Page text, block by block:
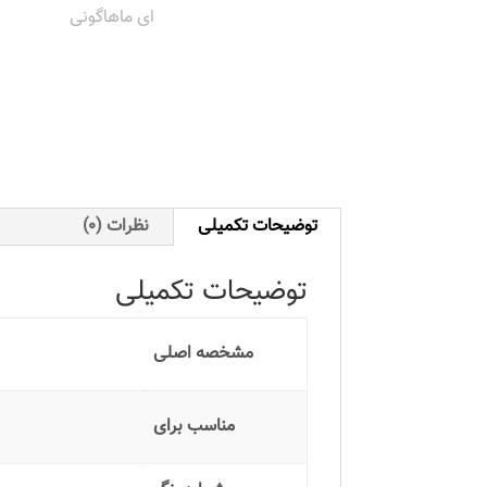
توضیحات تکمیلی نظرات (0)
توضیحات تکمیلی
مشخصه اصلی
مناسب برای